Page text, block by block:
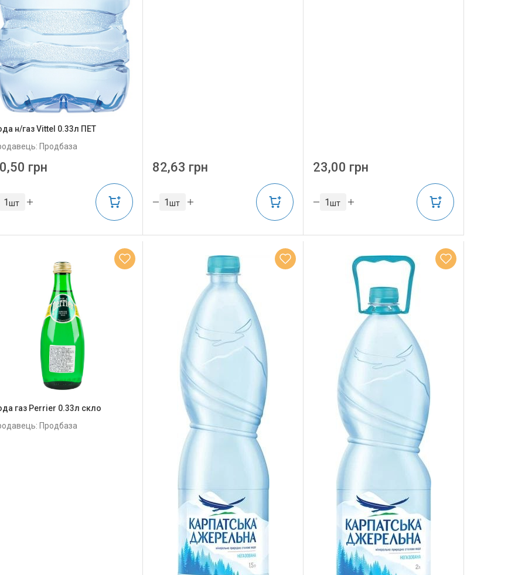
н/газ Vittel 0.33л ПЕТ
Продбаза
грн
шт
82,63 грн
шт
23,00 грн
шт
газ Perrier 0.33л скло
Продбаза